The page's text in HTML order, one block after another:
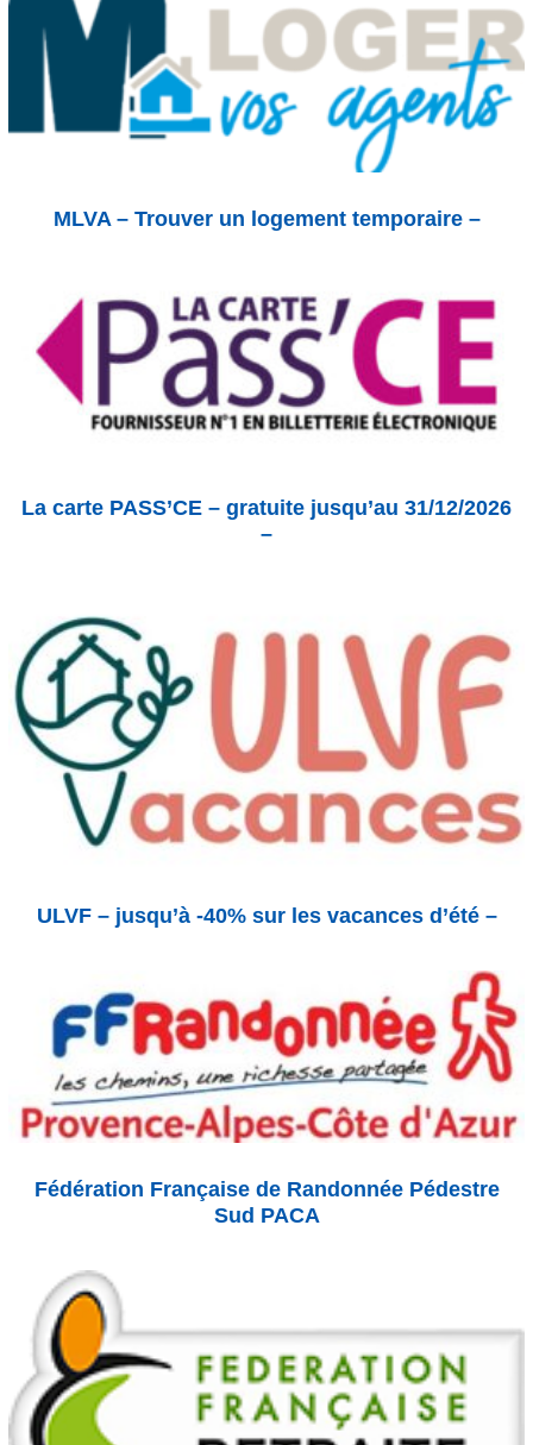
MLVA – Trouver un logement temporaire –
La carte PASS’CE – gratuite jusqu’au 31/12/2026
–
ULVF – jusqu’à -40% sur les vacances d’été –
Fédération Française de Randonnée Pédestre
Sud PACA